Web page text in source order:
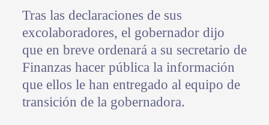
Tras las declaraciones de sus
excolaboradores, el gobernador dijo
que en breve ordenará a su secretario de
Finanzas hacer pública la información
que ellos le han entregado al equipo de
transición de la gobernadora.